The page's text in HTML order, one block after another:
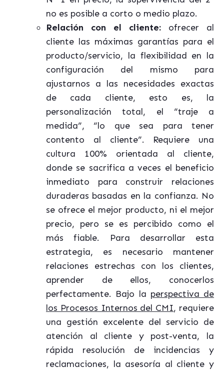
no es posible a corto o medio plazo.
Relación con el cliente: ofrecer al
cliente las máximas garantías para el
producto/servicio, la flexibilidad en la
configuración del mismo para
ajustarnos a las necesidades exactas
de cada cliente, esto es, la
personalización total, el “traje a
medida”, “lo que sea para tener
contento al cliente”. Requiere una
cultura 100% orientada al cliente,
donde se sacrifica a veces el beneficio
inmediato para construir relaciones
duraderas basadas en la confianza. No
se ofrece el mejor producto, ni el mejor
precio, pero se es percibido como el
más fiable. Para desarrollar esta
estrategia, es necesario mantener
relaciones estrechas con los clientes,
aprender de ellos, conocerlos
perfectamente. Bajo la perspectiva de
los Procesos Internos del CMI, requiere
una gestión excelente del servicio de
atención al cliente y post-venta, la
rápida resolución de incidencias y
reclamaciones, la asesoría al cliente y